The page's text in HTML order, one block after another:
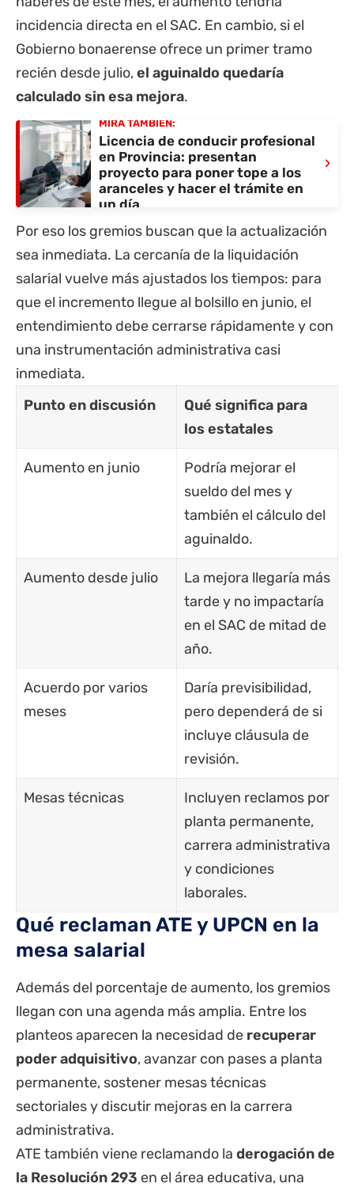
incidencia directa en el SAC. En cambio, si el
Gobierno bonaerense ofrece un primer tramo
recién desde julio,el aguinaldo quedaría
calculado sin esa mejora.
MIRÁ TAMBIÉN:
Licencia de conducir profesional
en Provincia: presentan
proyecto para poner tope a los
aranceles y hacer el trámite en
un día
›
Por eso los gremios buscan que la actualización
sea inmediata. La cercanía de la liquidación
salarial vuelve más ajustados los tiempos: para
que el incremento llegue al bolsillo en junio, el
entendimiento debe cerrarse rápidamente y con
una instrumentación administrativa casi
inmediata.
Punto en discusión
Qué significa para
los estatales
Aumento en junio
Podría mejorar el
sueldo del mes y
también el cálculo del
aguinaldo.
Aumento desde julio
La mejora llegaría más
tarde y no impactaría
en el SAC de mitad de
año.
Acuerdo por varios
meses
Daría previsibilidad,
pero dependerá de si
incluye cláusula de
revisión.
Mesas técnicas
Incluyen reclamos por
planta permanente,
carrera administrativa
y condiciones
laborales.
Qué reclaman ATE y UPCN en la
mesa salarial
Además del porcentaje de aumento, los gremios
llegan con una agenda más amplia. Entre los
planteos aparecen la necesidad de recuperar
poder adquisitivo, avanzar con pases a planta
permanente, sostener mesas técnicas
sectoriales y discutir mejoras en la carrera
administrativa.
ATE también viene reclamando la derogación de
la Resolución 293 en el área educativa, una